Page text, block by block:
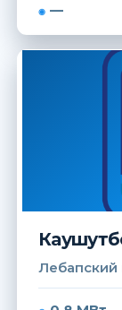
—
Лебапский